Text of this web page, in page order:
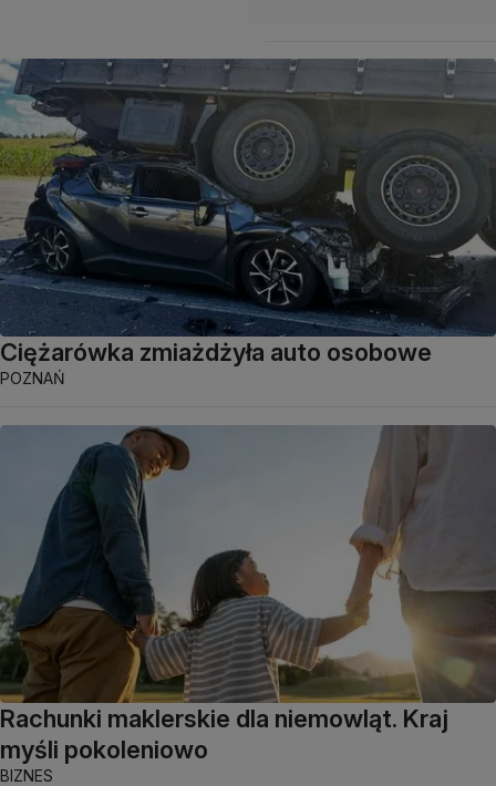
Ciężarówka zmiażdżyła auto osobowe
POZNAŃ
Rachunki maklerskie dla niemowląt. Kraj
myśli pokoleniowo
BIZNES